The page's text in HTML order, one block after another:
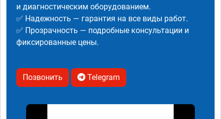
и диагностическим оборудованием.
✅ Надежность — гарантия на все виды работ.
✅ Прозрачность — подробные консультации и
фиксированные цены.
Позвонить Telegram